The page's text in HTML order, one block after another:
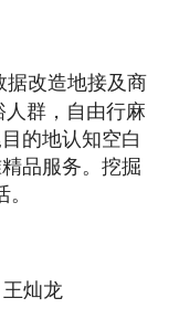
据改造地接及商
群，自由行麻
的地认知空白
品服务。挖掘
灿龙